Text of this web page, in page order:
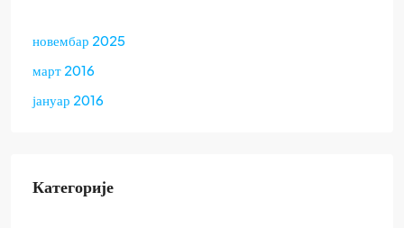
новембар 2025
март 2016
јануар 2016
Категорије